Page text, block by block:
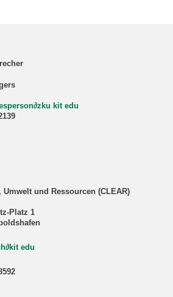
∂zku kit edu
und Ressourcen (CLEAR)
Platz 1
∂kit edu